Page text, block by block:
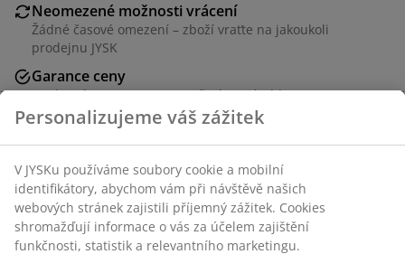
Neomezené možnosti vrácení
Žádné časové omezení – zboží vraťte na jakoukoli
prodejnu JYSK
Garance ceny
30-denní garance ceny na všechny výrobky
Flexibilní možnosti doručení
Rychlá a snadná doprava podle vašich představ
Potah ze 100% bavlny. S výšivkou. 45x45 cm
Skladová položka: 6856644
Personalizujeme váš zážitek
V JYSKu používáme soubory cookie a mobilní
identifikátory, abychom vám při návštěvě našich
webových stránek zajistili příjemný zážitek. Cookies
shromažďují informace o vás za účelem zajištění
funkčnosti, statistik a relevantního marketingu.